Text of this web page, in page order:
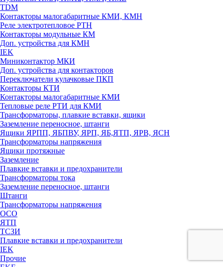
TDM
Контакторы малогабаритные КМИ, КМН
Реле электротепловое РТН
Контакторы модульные КМ
Доп. устройства для КМН
IEK
Миниконтактор МКИ
Доп. устройства для контакторов
Переключатели кулачковые ПКП
Контакторы КТИ
Контакторы малогабаритные КМИ
Тепловые реле РTИ для КМИ
Трансформаторы, плавкие вставки, ящики
Заземление переносное, штанги
Ящики ЯРПП, ЯБПВУ, ЯРП, ЯБ,ЯТП, ЯРВ, ЯСН
Трансформаторы напряжения
Ящики протяжные
Заземление
Плавкие вставки и предохранители
Трансформаторы тока
Заземление переносное, штанги
Штанги
Трансформаторы напряжения
ОСО
ЯТП
ТСЗИ
Плавкие вставки и предохранители
IEK
Прочие